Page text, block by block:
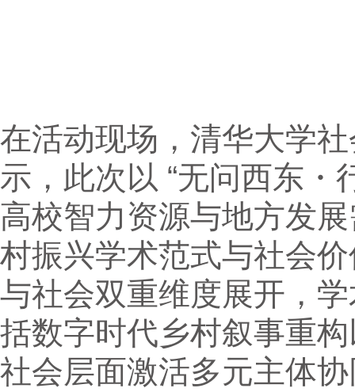
在活动现场，清华大学
示，此次以 “无问西东・
高校智力资源与地方发
村振兴学术范式与社会
与社会双重维度展开，
括数字时代乡村叙事重
社会层面激活多元主体